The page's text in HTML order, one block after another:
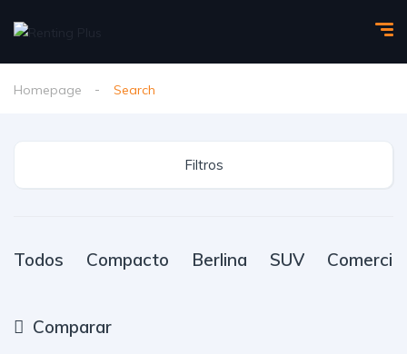
Homepage Search
Filtros
Todos Compacto Berlina SUV Comercial
Comparar